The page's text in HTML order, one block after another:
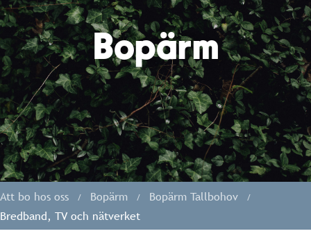
AB
|
Tornet
Bopärm
Att bo hos oss Bopärm
Bopärm Tallbohov
Bredband, TV och nätverket